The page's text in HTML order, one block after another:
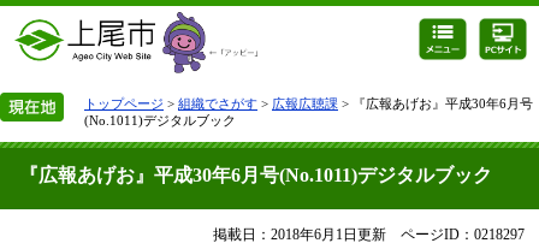
トップページ > 組織でさがす > 広報広聴課 > 『広報あげお』平成30年6月号
(No.1011)デジタルブック
『広報あげお』平成30年6月号(No.1011)デジタルブック
掲載日：2018年6月1日更新 ページID：0218297